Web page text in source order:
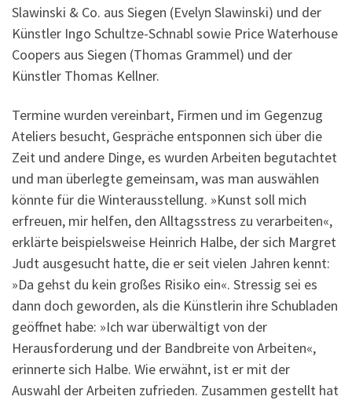
Slawinski & Co. aus Siegen (Evelyn Slawinski) und der
Künstler Ingo Schultze-Schnabl sowie Price Waterhouse
Coopers aus Siegen (Thomas Grammel) und der
Künstler Thomas Kellner.
Termine wurden vereinbart, Firmen und im Gegenzug
Ateliers besucht, Gespräche entsponnen sich über die
Zeit und andere Dinge, es wurden Arbeiten begutachtet
und man überlegte gemeinsam, was man auswählen
könnte für die Winterausstellung. »Kunst soll mich
erfreuen, mir helfen, den Alltagsstress zu verarbeiten«,
erklärte beispielsweise Heinrich Halbe, der sich Margret
Judt ausgesucht hatte, die er seit vielen Jahren kennt:
»Da gehst du kein großes Risiko ein«. Stressig sei es
dann doch geworden, als die Künstlerin ihre Schubladen
geöffnet habe: »Ich war überwältigt von der
Herausforderung und der Bandbreite von Arbeiten«,
erinnerte sich Halbe. Wie erwähnt, ist er mit der
Auswahl der Arbeiten zufrieden. Zusammen gestellt hat